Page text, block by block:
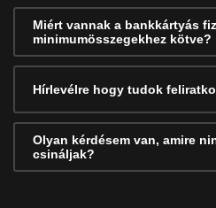
Miért vannak a bankkártyás
minimumösszegekhez kötve?
Hírlevélre hogy tudok
Olyan kérdésem van, amire
csináljak?